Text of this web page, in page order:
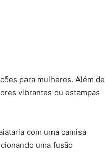
para mulheres. Além de
vibrantes ou estampas
com uma camisa
uma fusão